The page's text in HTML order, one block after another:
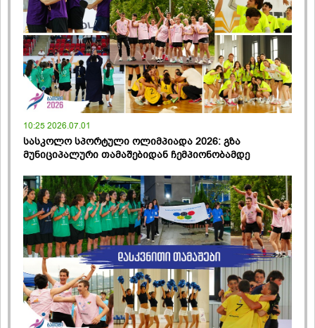
10:25 2026.07.01
სასკოლო სპორტული ოლიმპიადა 2026: გზა
მუნიციპალური თამაშებიდან ჩემპიონობამდე